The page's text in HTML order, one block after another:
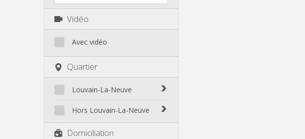
Vidéo
Avec vidéo
Quartier
Louvain-La-Neuve
Biéreau
Centre
Hors Louvain-La-Neuve
Domiciliation